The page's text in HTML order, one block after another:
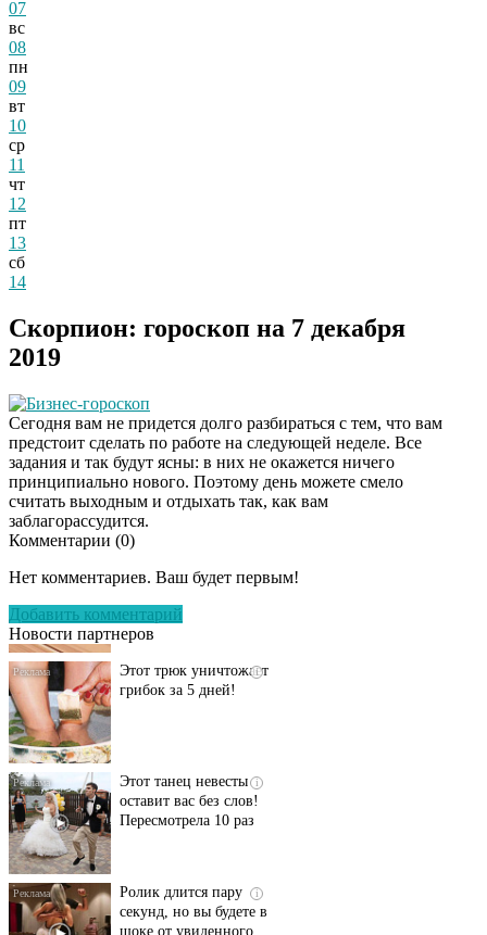
07
вс
08
пн
09
вт
10
ср
11
чт
12
пт
13
сб
14
Скорпион: гороскоп на 7 декабря
2019
Бизнес-гороскоп
Сегодня вам не придется долго разбираться с тем, что вам
предстоит сделать по работе на следующей неделе. Все
задания и так будут ясны: в них не окажется ничего
принципиально нового. Поэтому день можете смело
считать выходным и отдыхать так, как вам
заблагорассудится.
Комментарии (0)
Нет комментариев. Ваш будет первым!
Добавить комментарий
Новости партнеров
Даже самый
исчезнет с корнем,
грибок за 5 дней!
оставит вас без слов!
Пересмотрела 10 раз
секунд, но вы будете в
шоке от увиденного